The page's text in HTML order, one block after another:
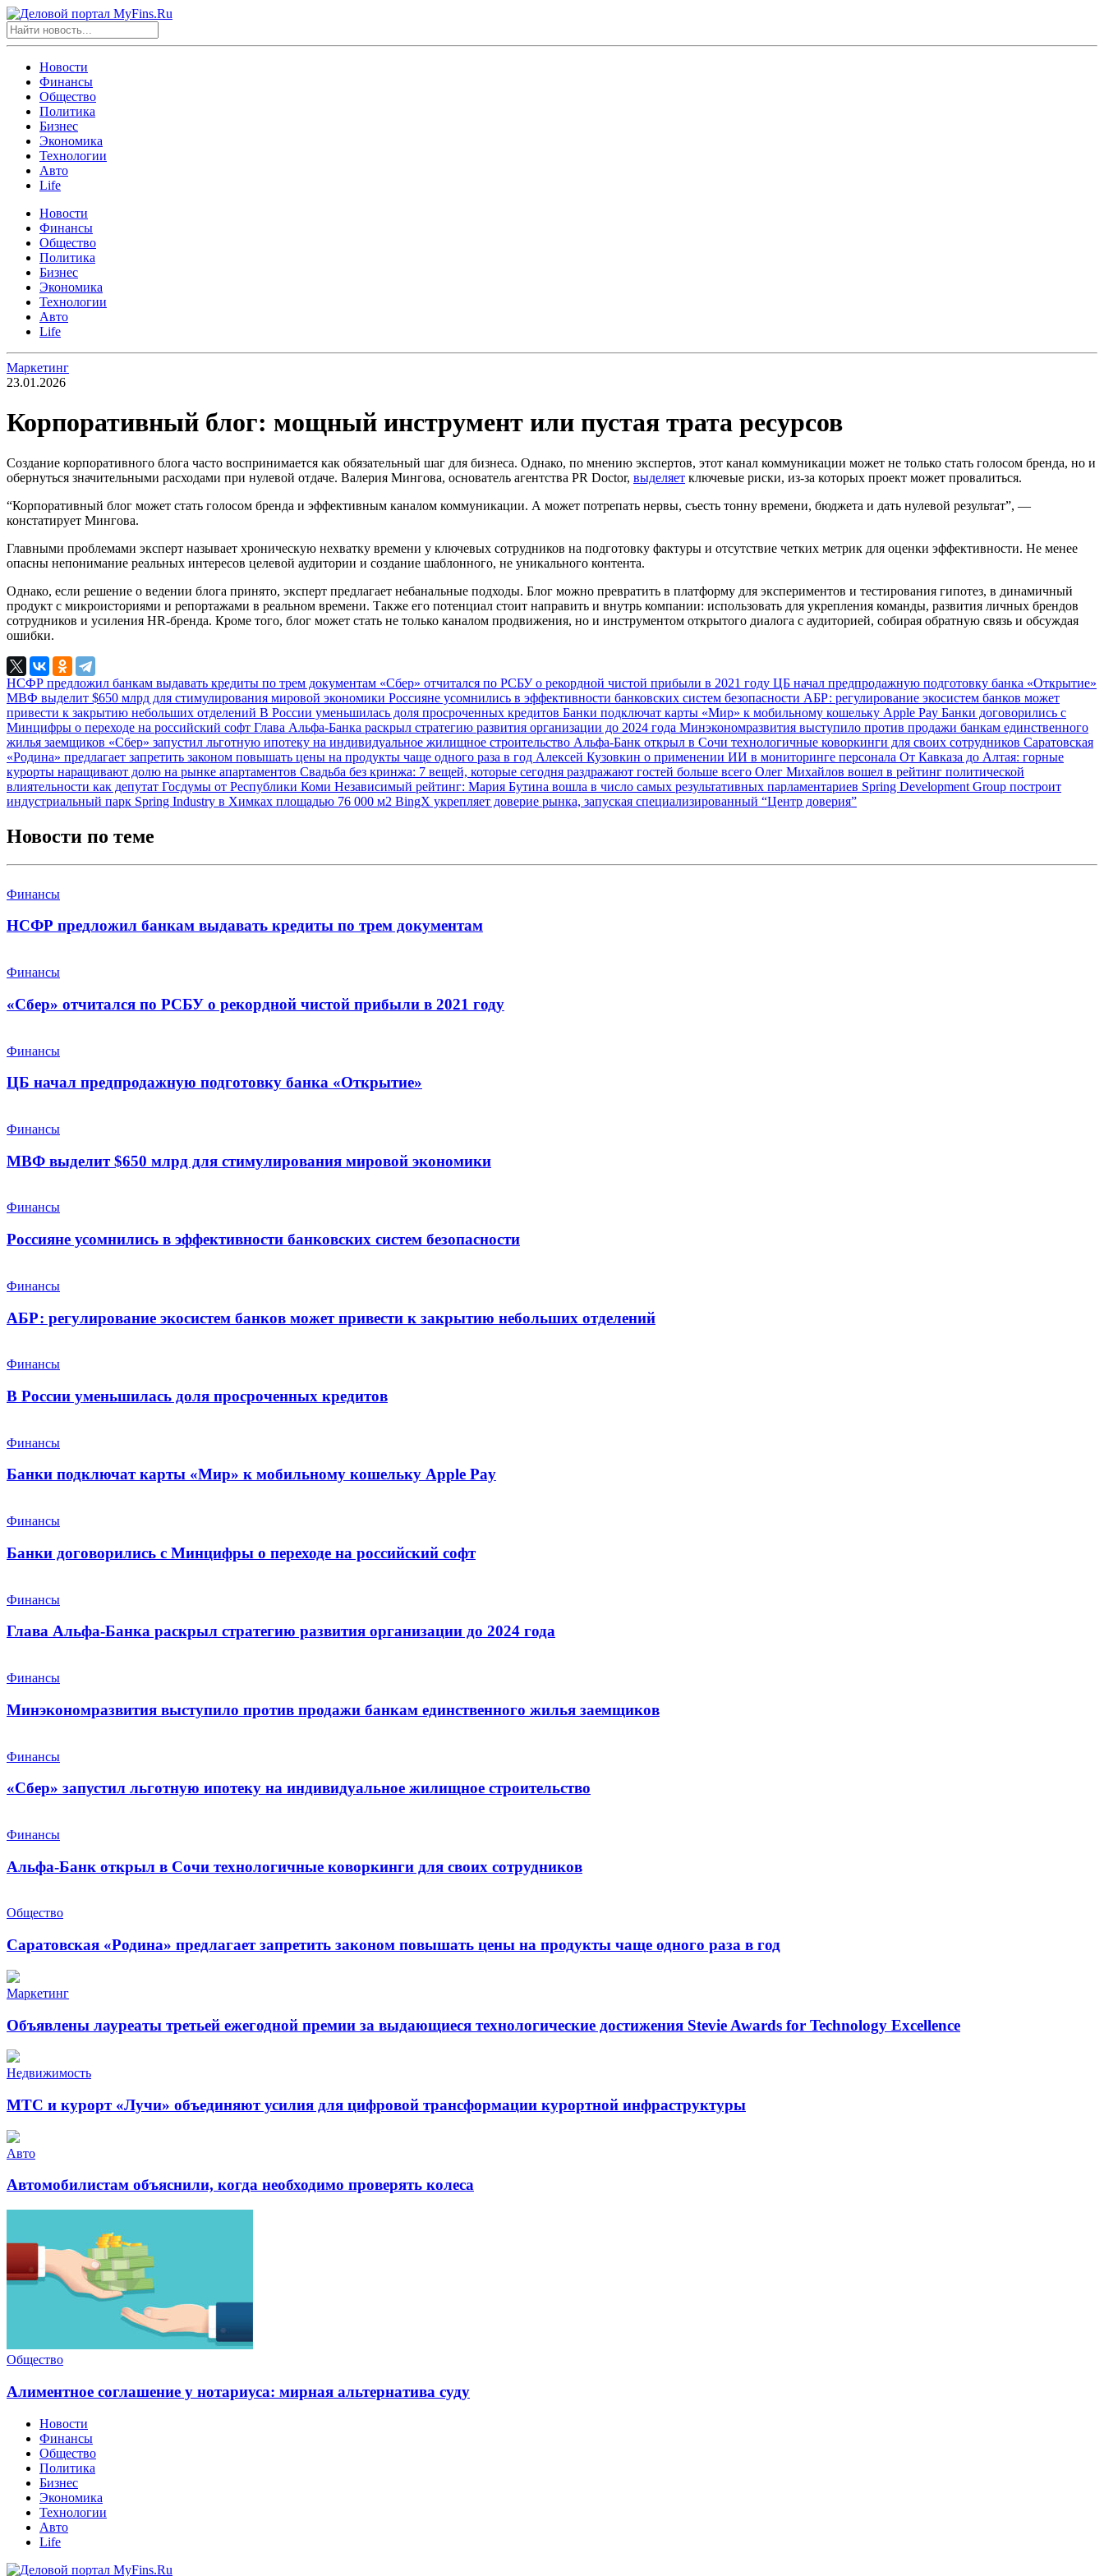
Новости
Финансы
Общество
Политика
Бизнес
Экономика
Технологии
Авто
Life
Новости
Финансы
Общество
Политика
Бизнес
Экономика
Технологии
Авто
Life
Маркетинг
23.01.2026
Корпоративный блог: мощный инструмент или пустая трата ресурсов
Создание корпоративного блога часто воспринимается как обязательный шаг для бизнеса. Однако, по мнению экспертов, этот канал коммуникации может не только стать голосом бренда, но и
обернуться значительными расходами при нулевой отдаче. Валерия Мингова, основатель агентства PR Doctor, выделяет ключевые риски, из-за которых проект может провалиться.
“Корпоративный блог может стать голосом бренда и эффективным каналом коммуникации. А может потрепать нервы, съесть тонну времени, бюджета и дать нулевой результат”, —
констатирует Мингова.
Главными проблемами эксперт называет хроническую нехватку времени у ключевых сотрудников на подготовку фактуры и отсутствие четких метрик для оценки эффективности. Не менее
опасны непонимание реальных интересов целевой аудитории и создание шаблонного, не уникального контента.
Однако, если решение о ведении блога принято, эксперт предлагает небанальные подходы. Блог можно превратить в платформу для экспериментов и тестирования гипотез, в динамичный
продукт с микроисториями и репортажами в реальном времени. Также его потенциал стоит направить и внутрь компании: использовать для укрепления команды, развития личных брендов
сотрудников и усиления HR-бренда. Кроме того, блог может стать не только каналом продвижения, но и инструментом открытого диалога с аудиторией, собирая обратную связь и обсуждая
ошибки.
НСФР предложил банкам выдавать кредиты по трем документам «Сбер» отчитался по РСБУ о рекордной чистой прибыли в 2021 году ЦБ начал предпродажную подготовку банка «Открытие»
МВФ выделит $650 млрд для стимулирования мировой экономики Россияне усомнились в эффективности банковских систем безопасности АБР: регулирование экосистем банков может
привести к закрытию небольших отделений В России уменьшилась доля просроченных кредитов Банки подключат карты «Мир» к мобильному кошельку Apple Pay Банки договорились с
Минцифры о переходе на российский софт Глава Альфа-Банка раскрыл стратегию развития организации до 2024 года Минэкономразвития выступило против продажи банкам единственного
жилья заемщиков «Сбер» запустил льготную ипотеку на индивидуальное жилищное строительство Альфа-Банк открыл в Сочи технологичные коворкинги для своих сотрудников Саратовская
«Родина» предлагает запретить законом повышать цены на продукты чаще одного раза в год Алексей Кузовкин о применении ИИ в мониторинге персонала От Кавказа до Алтая: горные
курорты наращивают долю на рынке апартаментов Свадьба без кринжа: 7 вещей, которые сегодня раздражают гостей больше всего Олег Михайлов вошел в рейтинг политической
влиятельности как депутат Госдумы от Республики Коми Независимый рейтинг: Мария Бутина вошла в число самых результативных парламентариев Spring Development Group построит
индустриальный парк Spring Industry в Химках площадью 76 000 м2 BingX укрепляет доверие рынка, запуская специализированный “Центр доверия”
Новости по теме
Финансы
НСФР предложил банкам выдавать кредиты по трем документам
Финансы
«Сбер» отчитался по РСБУ о рекордной чистой прибыли в 2021 году
Финансы
ЦБ начал предпродажную подготовку банка «Открытие»
Финансы
МВФ выделит $650 млрд для стимулирования мировой экономики
Финансы
Россияне усомнились в эффективности банковских систем безопасности
Финансы
АБР: регулирование экосистем банков может привести к закрытию небольших отделений
Финансы
В России уменьшилась доля просроченных кредитов
Финансы
Банки подключат карты «Мир» к мобильному кошельку Apple Pay
Финансы
Банки договорились с Минцифры о переходе на российский софт
Финансы
Глава Альфа-Банка раскрыл стратегию развития организации до 2024 года
Финансы
Минэкономразвития выступило против продажи банкам единственного жилья заемщиков
Финансы
«Сбер» запустил льготную ипотеку на индивидуальное жилищное строительство
Финансы
Альфа-Банк открыл в Сочи технологичные коворкинги для своих сотрудников
Общество
Саратовская «Родина» предлагает запретить законом повышать цены на продукты чаще одного раза в год
Маркетинг
Объявлены лауреаты третьей ежегодной премии за выдающиеся технологические достижения Stevie Awards for Technology Excellence
Недвижимость
МТС и курорт «Лучи» объединяют усилия для цифровой трансформации курортной инфраструктуры
Авто
Автомобилистам объяснили, когда необходимо проверять колеса
Общество
Алиментное соглашение у нотариуса: мирная альтернатива суду
Новости
Финансы
Общество
Политика
Бизнес
Экономика
Технологии
Авто
Life